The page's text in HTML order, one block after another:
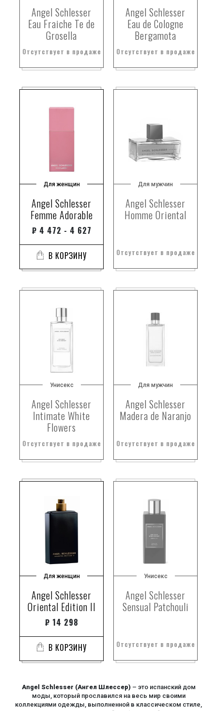
Angel Schlesser
Eau Fraiche Te de
Grosella
Отсутствует в продаже
Angel Schlesser
Eau de Cologne
Bergamota
Отсутствует в продаже
Для женщин
Angel Schlesser
Femme Adorable
₽ 4 472 - 4 627
В КОРЗИНУ
Для мужчин
Angel Schlesser
Homme Oriental
Отсутствует в продаже
Унисекс
Angel Schlesser
Intimate White
Flowers
Отсутствует в продаже
Для мужчин
Angel Schlesser
Madera de Naranjo
Отсутствует в продаже
Для женщин
Angel Schlesser
Oriental Edition II
₽ 14 298
В КОРЗИНУ
Унисекс
Angel Schlesser
Sensual Patchouli
Отсутствует в продаже
Angel Schlesser (Ангел Шлессер)– это испанский дом
моды, который прославился на весь мир своими
коллекциями одежды, выполненной в классическом стиле,